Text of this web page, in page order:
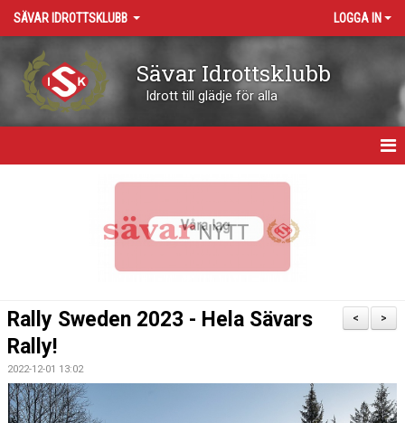
SÄVAR IDROTTSKLUBB LOGGA IN
Sävar Idrottsklubb
Idrott till glädje för alla
KALENDER
DOKUMENT
>
<
Rally Sweden 2023 - Hela Sävars
Rally!
2022-12-01 13:02